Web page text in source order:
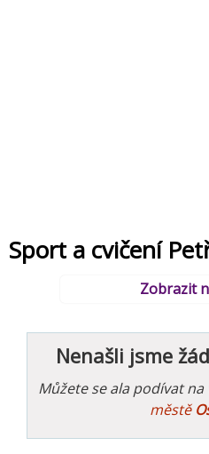
Sport a cvičení
Zobrazit
Nenašli jsme
Můžete se ala podívat na
městě